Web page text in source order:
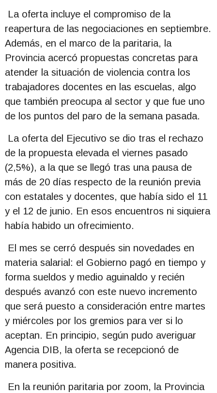
La oferta incluye el compromiso de la
reapertura de las negociaciones en septiembre.
Además, en el marco de la paritaria, la
Provincia acercó propuestas concretas para
atender la situación de violencia contra los
trabajadores docentes en las escuelas, algo
que también preocupa al sector y que fue uno
de los puntos del paro de la semana pasada.
La oferta del Ejecutivo se dio tras el rechazo
de la propuesta elevada el viernes pasado
(2,5%), a la que se llegó tras una pausa de
más de 20 días respecto de la reunión previa
con estatales y docentes, que había sido el 11
y el 12 de junio. En esos encuentros ni siquiera
había habido un ofrecimiento.
El mes se cerró después sin novedades en
materia salarial: el Gobierno pagó en tiempo y
forma sueldos y medio aguinaldo y recién
después avanzó con este nuevo incremento
que será puesto a consideración entre martes
y miércoles por los gremios para ver si lo
aceptan. En principio, según pudo averiguar
Agencia DIB, la oferta se recepcionó de
manera positiva.
En la reunión paritaria por zoom, la Provincia